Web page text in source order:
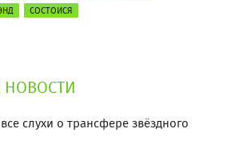
СОСТОИСЯ
слухи о трансфере звёздного